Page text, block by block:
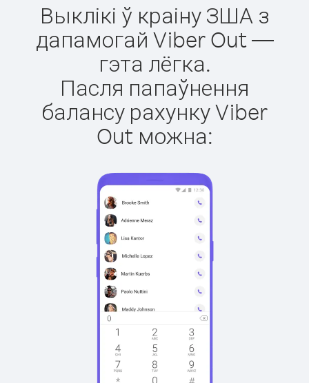
Выклікі ў краіну ЗША з
дапамогай Viber Out —
гэта лёгка.
Пасля папаўнення
балансу рахунку Viber
Out можна: